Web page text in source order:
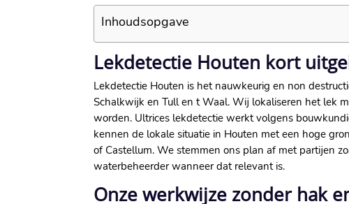
Inhoudsopgave
Lekdetectie Houten kort
Lekdetectie Houten is het nauwkeurig en non
Schalkwijk en Tull en t Waal. Wij lokaliseren het lek
worden. Ultrices lekdetectie werkt volgens
kennen de lokale situatie in Houten met een hoge
of Castellum. We stemmen ons plan af met partijen
waterbeheerder wanneer dat relevant is.
Onze werkwijze zonder hak